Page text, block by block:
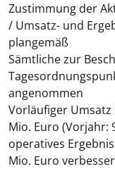
Zustimmung der
/ Umsatz- und
plangemäß
Sämtliche zur
angenommen
Vorläufiger Umsatz
Mio. Euro (Vorjahr:
operatives
Mio. Euro